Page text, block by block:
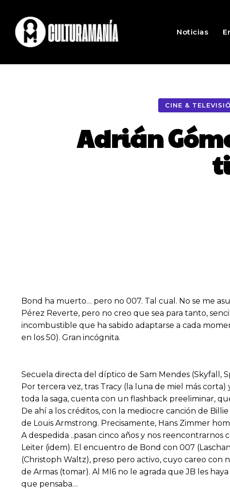
Noticias
CINE &
Adrián
Bond ha muerto… pero no 007. Tal cual. No se me
Pérez Reverte, pero no creo que sea para tanto,
incombustible que ha sabido adaptarse a cada
en los 50). Gran incógnita.
Secuela directa del díptico de Sam Mendes (Skyfall,
Por tercera vez, tras Tracy (la luna de miel más
toda la saga, cuenta con un flashback preeliminar,
De ahí a los créditos, con la mediocre canción de
de Louis Armstrong. Precisamente, Hans Zimmer
A despedida ..pasan cinco años y nos reencontrarnos
Leiter (idem). El encuentro de Bond con 007
(Christoph Waltz), preso pero activo, cuyo careo
de Armas (tomar). Al MI6 no le agrada que JB les
que pensaba…